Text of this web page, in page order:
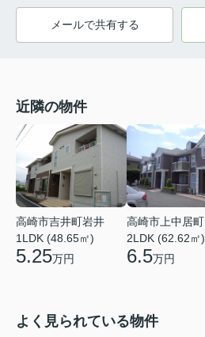
メールで共有する
近隣の物件
高崎市吉井町岩井
1LDK (48.65㎡)
5.25万円
高崎市上中居町
2LDK (62.62㎡)
6.5万円
よく見られている物件